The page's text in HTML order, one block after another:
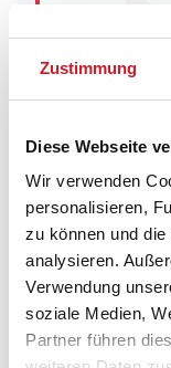
Zustimmung
Diese Webseite
Wir verwenden
personalisieren,
zu können und
analysieren.
Verwendung
soziale Medien,
Partner führen
oder
Hinweis:
haben,
Reisedauer
Anzahl
Anreisetag